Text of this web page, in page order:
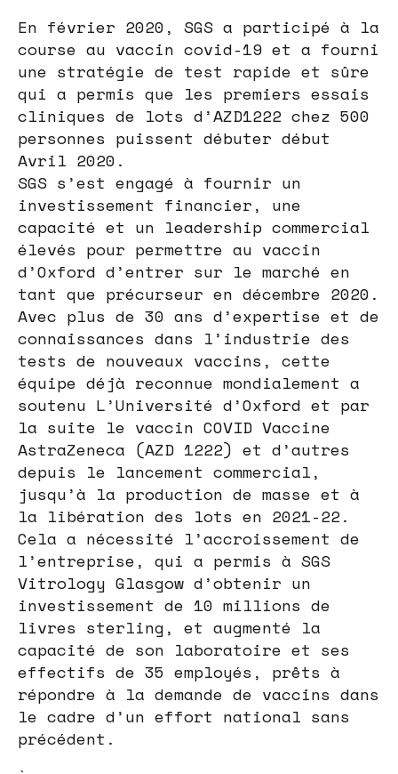
En février 2020, SGS a participé à la
course au vaccin covid-19 et a fourni
une stratégie de test rapide et sûre
qui a permis que les premiers essais
cliniques de lots d’AZD1222 chez 500
personnes puissent débuter début
Avril 2020.
SGS s’est engagé à fournir un
investissement financier, une
capacité et un leadership commercial
élevés pour permettre au vaccin
d’Oxford d’entrer sur le marché en
tant que précurseur en décembre 2020.
Avec plus de 30 ans d’expertise et de
connaissances dans l’industrie des
tests de nouveaux vaccins, cette
équipe déjà reconnue mondialement a
soutenu L’Université d’Oxford et par
la suite le vaccin COVID Vaccine
AstraZeneca (AZD 1222) et d’autres
depuis le lancement commercial,
jusqu’à la production de masse et à
la libération des lots en 2021-22.
Cela a nécessité l’accroissement de
l’entreprise, qui a permis à SGS
Vitrology Glasgow d’obtenir un
investissement de 10 millions de
livres sterling, et augmenté la
capacité de son laboratoire et ses
effectifs de 35 employés, prêts à
répondre à la demande de vaccins dans
le cadre d’un effort national sans
précédent.